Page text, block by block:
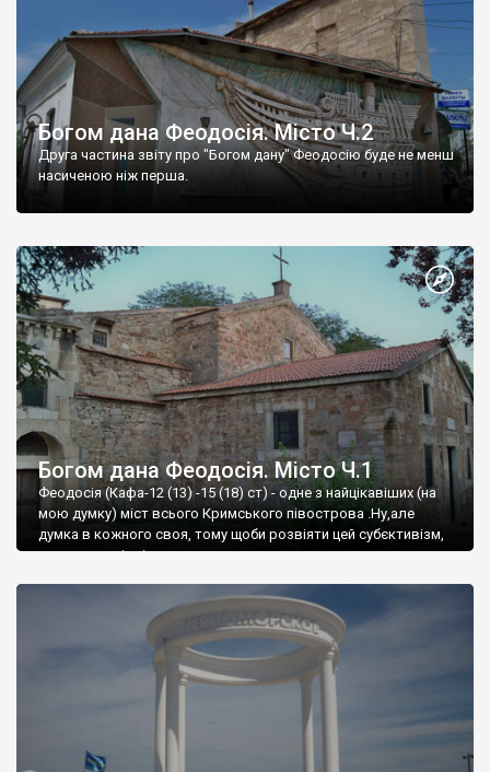
Богом дана Феодосія. Місто Ч.2
Друга частина звіту про "Богом дану" Феодосію буде не менш
насиченою ніж перша.
Богом дана Феодосія. Місто Ч.1
Феодосія (Кафа-12 (13) -15 (18) ст) - одне з найцікавіших (на
мою думку) міст всього Кримського півострова .Ну,але
думка в кожного своя, тому щоби розвіяти цей субєктивізм,
запрошую відвідати це